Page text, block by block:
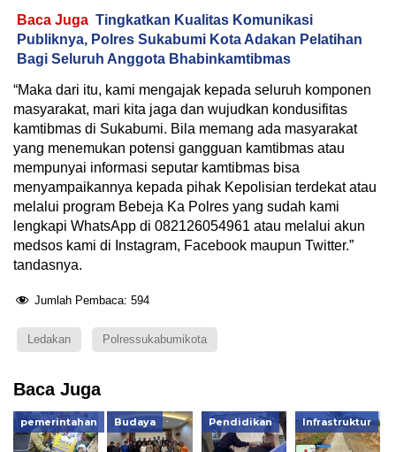
Baca Juga Tingkatkan Kualitas Komunikasi
Publiknya, Polres Sukabumi Kota Adakan Pelatihan
Bagi Seluruh Anggota Bhabinkamtibmas
“Maka dari itu, kami mengajak kepada seluruh komponen
masyarakat, mari kita jaga dan wujudkan kondusifitas
kamtibmas di Sukabumi. Bila memang ada masyarakat
yang menemukan potensi gangguan kamtibmas atau
mempunyai informasi seputar kamtibmas bisa
menyampaikannya kepada pihak Kepolisian terdekat atau
melalui program Bebeja Ka Polres yang sudah kami
lengkapi WhatsApp di 082126054961 atau melalui akun
medsos kami di Instagram, Facebook maupun Twitter.”
tandasnya.
Jumlah Pembaca: 594
Ledakan Polressukabumikota
Baca Juga
pemerintahan Budaya Pendidikan Infrastruktur